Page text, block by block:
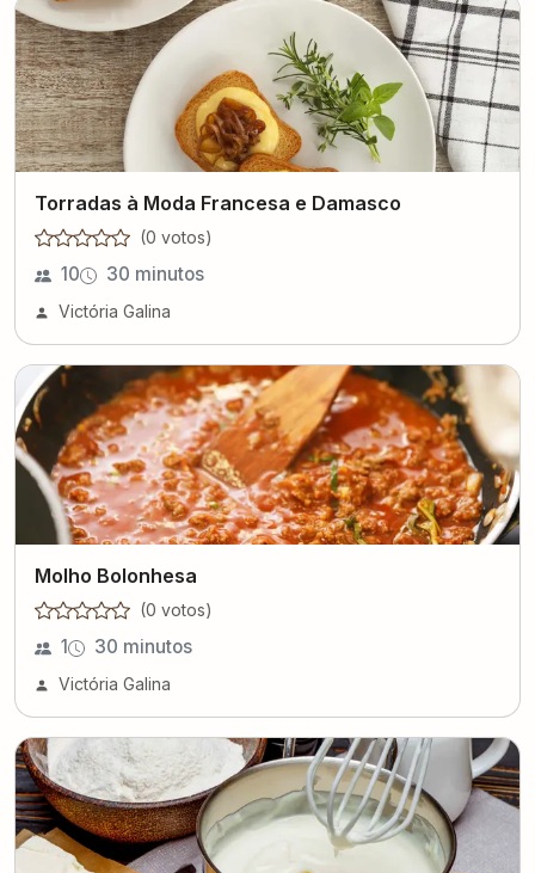
Torradas à Moda Francesa e Damasco
(0 votos)
10 30 minutos
Victória Galina
Molho Bolonhesa
(0 votos)
1 30 minutos
Victória Galina